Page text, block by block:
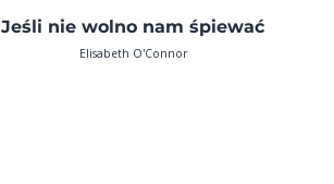
Jeśli nie wolno nam śpiewać
Elisabeth O'Connor